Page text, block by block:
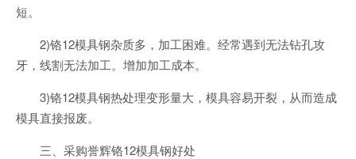
短。
2)铬12模具钢杂质多，加工困难。经常遇到无法钻孔攻
牙，线割无法加工。增加加工成本。
3)铬12模具钢热处理变形量大，模具容易开裂，从而造成
模具直接报废。
三、采购誉辉铬12模具钢好处